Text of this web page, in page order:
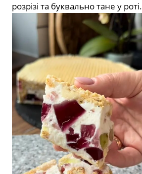
розрізі та буквально тане у роті.